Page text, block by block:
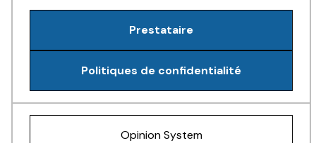
Prestataire
Politiques de confidentialité
Opinion System